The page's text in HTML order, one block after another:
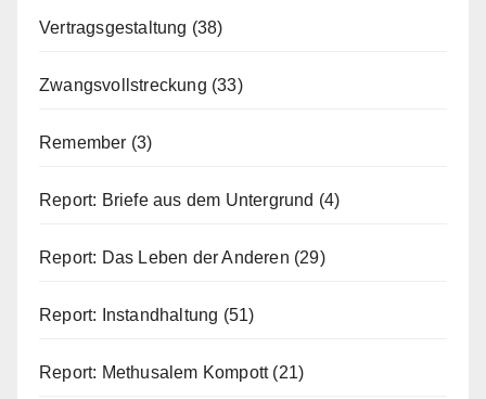
Vertragsgestaltung (38)
Zwangsvollstreckung (33)
Remember (3)
Report: Briefe aus dem Untergrund (4)
Report: Das Leben der Anderen (29)
Report: Instandhaltung (51)
Report: Methusalem Kompott(21)